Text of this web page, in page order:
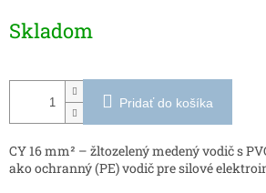
cena:
Skladom
Pridať do košíka
CY 16 mm² – žltozelený medený vodič s
ako ochranný (PE) vodič pre silové